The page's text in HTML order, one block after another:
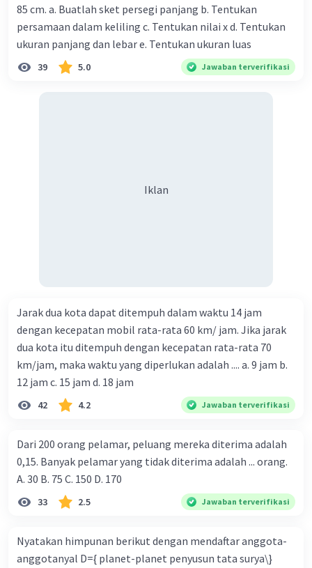
85 cm. a. Buatlah sket persegi panjang b. Tentukan
persamaan dalam keliling c. Tentukan nilai x d. Tentukan
ukuran panjang dan lebar e. Tentukan ukuran luas
39 5.0 Jawaban terverifikasi
Iklan
Jarak dua kota dapat ditempuh dalam waktu 14 jam
dengan kecepatan mobil rata-rata 60 km/ jam. Jika jarak
dua kota itu ditempuh dengan kecepatan rata-rata 70
km/jam, maka waktu yang diperlukan adalah .... a. 9 jam b.
12 jam c. 15 jam d. 18 jam
42 4.2 Jawaban terverifikasi
Dari 200 orang pelamar, peluang mereka diterima adalah
0,15. Banyak pelamar yang tidak diterima adalah ... orang.
A. 30 B. 75 C. 150 D. 170
33 2.5 Jawaban terverifikasi
Nyatakan himpunan berikut dengan mendaftar anggota-
anggotanyal D={ planet-planet penyusun tata surya\}